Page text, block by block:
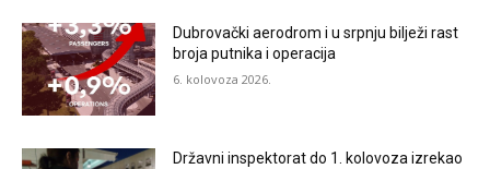
Dubrovački aerodrom i u srpnju bilježi rast
broja putnika i operacija
6. kolovoza 2026.
Državni inspektorat do 1. kolovoza izrekao